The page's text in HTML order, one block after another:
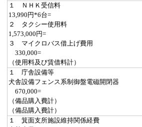
１ ＮＨＫ受信料
13,990円*6台=
２ タクシー使用料
1,573,000円=
３ マイクロバス借上げ費用
330,000=
（使用料及び賃借料計）
１ 庁舎設備等
犬舎設備フェンス系制御盤電磁開閉器
670,000=
（備品購入費計）
（備品購入費計）
１ 箕面支所施設維持関係経費